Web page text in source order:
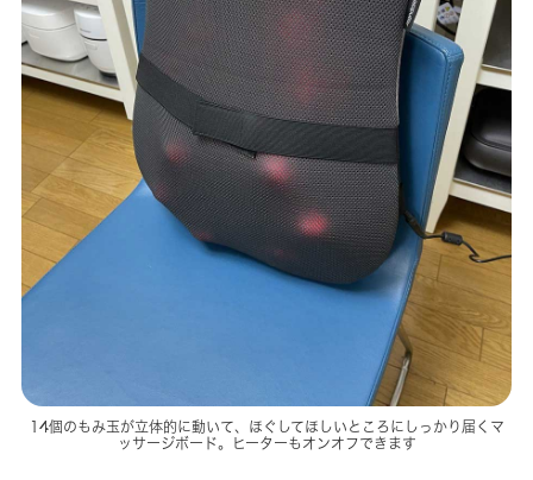
14個のもみ玉が立体的に動いて、ほぐしてほしいところにしっかり届くマ
ッサージボード。ヒーターもオンオフできます